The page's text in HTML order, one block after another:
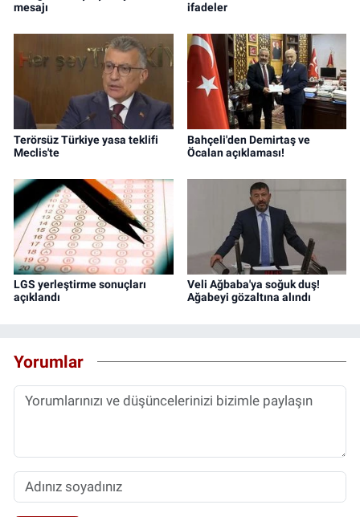
mesajı
ifadeler
Terörsüz Türkiye yasa teklifi
Meclis'te
Bahçeli'den Demirtaş ve
Öcalan açıklaması!
LGS yerleştirme sonuçları
açıklandı
Veli Ağbaba'ya soğuk duş!
Ağabeyi gözaltına alındı
Yorumlar